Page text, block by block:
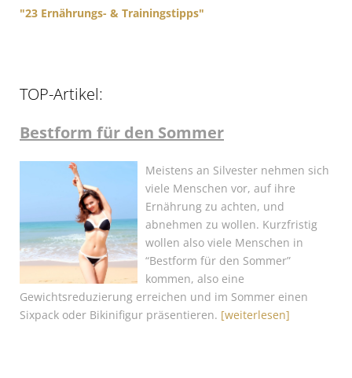
"23 Ernährungs- & Trainingstipps"
TOP-Artikel:
Bestform für den Sommer
Meistens an Silvester nehmen sich
viele Menschen vor, auf ihre
Ernährung zu achten, und
abnehmen zu wollen. Kurzfristig
wollen also viele Menschen in
“Bestform für den Sommer”
kommen, also eine
Gewichtsreduzierung erreichen und im Sommer einen
Sixpack oder Bikinifigur präsentieren. [weiterlesen]